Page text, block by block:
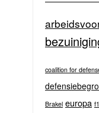
coalition for
Brakel europa